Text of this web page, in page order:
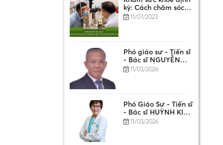
kỳ: Cách chăm sóc
sức khỏe tốt nhất là
khi bạn khỏe mạnh
11/07/2023
Phó giáo sư - Tiến sĩ
- Bác sĩ NGUYỄN
ANH TUẤN
11/03/2026
Phó Giáo Sư - Tiến sĩ
- Bác sĩ HUỲNH KIM
PHƯỢNG
11/03/2026